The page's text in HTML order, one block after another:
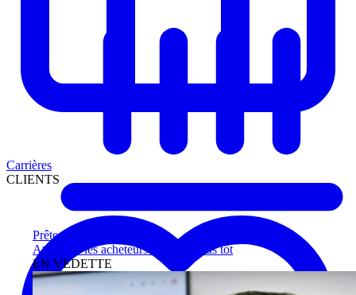
Prêteurs
Atteignez les acheteurs qualifiés plus tôt
EN VEDETTE
Carrières
CLIENTS